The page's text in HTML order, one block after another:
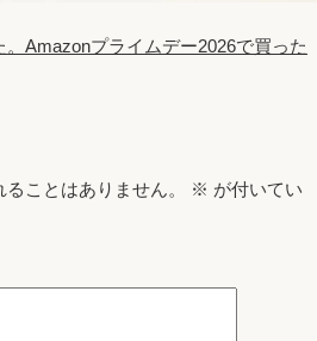
Amazonプライムデー2026で買った
ことはありません。 ※ が付いてい